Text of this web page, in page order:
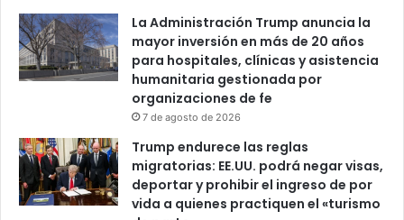
La Administración Trump anuncia la
mayor inversión en más de 20 años
para hospitales, clínicas y asistencia
humanitaria gestionada por
organizaciones de fe
7 de agosto de 2026
Trump endurece las reglas
migratorias: EE.UU. podrá negar visas,
deportar y prohibir el ingreso de por
vida a quienes practiquen el «turismo